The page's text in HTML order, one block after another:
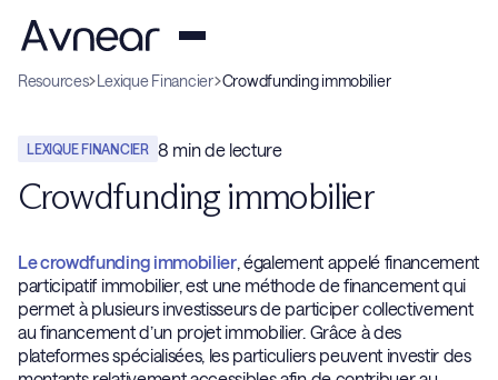
Resources Lexique Financier Crowdfunding immobilier
LEXIQUE FINANCIER 8 min de lecture
Crowdfunding immobilier
Le crowdfunding immobilier, également appelé financement
participatif immobilier, est une méthode de financement qui
permet à plusieurs investisseurs de participer collectivement
au financement d’un projet immobilier. Grâce à des
plateformes spécialisées, les particuliers peuvent investir des